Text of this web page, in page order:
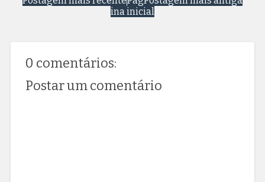
ina inicial
0 comentários:
Postar um comentário